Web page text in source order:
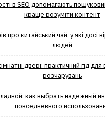
в SEO допомагають
краще розуміти контент
про китайський чай, у які досі
людей
двері: практичний гід
розчарувань
как выбрать надёжный
повседневного